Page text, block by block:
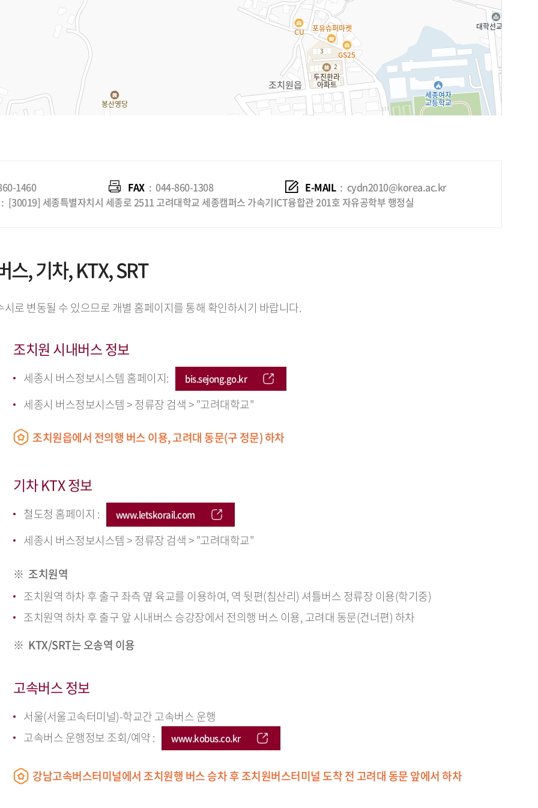
1460 FAX:044-860-1308 E-MAIL: cydn2010@korea.ac.kr
[30019] 세종특별자치시 세종로 2511 고려대학교 세종캠퍼스 가속기ICT융합관 201호 자유공학부 행정실
스, 기차, KTX, SRT
로 변동될 수 있으므로 개별 홈페이지를 통해 확인하시기 바랍니다.
조치원 시내버스 정보
세종시 버스정보시스템 홈페이지: bis.sejong.go.kr
세종시 버스정보시스템 > 정류장 검색 > "고려대학교"
조치원읍에서 전의행 버스 이용, 고려대 동문(구 정문) 하차
기차 KTX 정보
철도청 홈페이지 : www.letskorail.com
세종시 버스정보시스템 > 정류장 검색 > "고려대학교"
조치원역
조치원역 하차 후 출구 좌측 옆 육교를 이용하여, 역 뒷편(침산리) 셔틀버스 정류장 이용(학기중)
조치원역 하차 후 출구 앞 시내버스 승강장에서 전의행 버스 이용, 고려대 동문(건너편) 하차
KTX/SRT는 오송역 이용
고속버스 정보
서울(서울고속터미널)-학교간 고속버스 운행
고속버스 운행정보 조회/예약 :
www.kobus.co.kr
강남고속버스터미널에서 조치원행 버스 승차 후 조치원버스터미널 도착 전 고려대 동문 앞에서 하차